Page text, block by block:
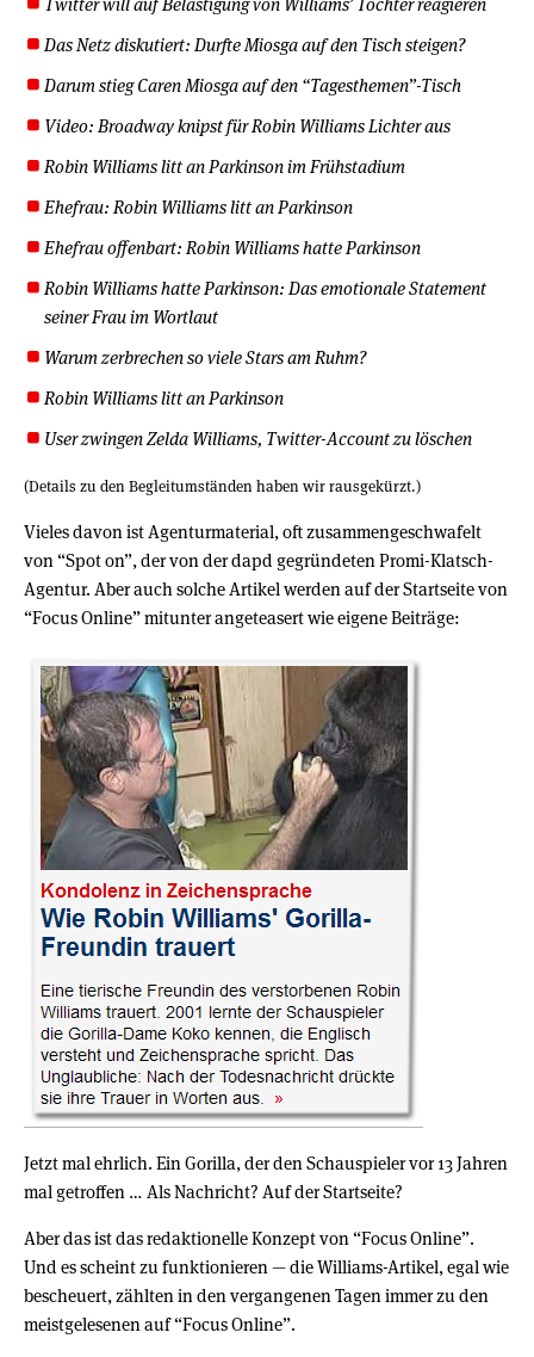
Das Netz diskutiert: Durfte Miosga auf den Tisch steigen?
Darum stieg Caren Miosga auf den “Tagesthemen”-Tisch
Video: Broadway knipst für Robin Williams Lichter aus
Robin Williams litt an Parkinson im Frühstadium
Ehefrau: Robin Williams litt an Parkinson
Ehefrau offenbart: Robin Williams hatte Parkinson
Robin Williams hatte Parkinson: Das emotionale Statement
seiner Frau im Wortlaut
Warum zerbrechen so viele Stars am Ruhm?
Robin Williams litt an Parkinson
User zwingen Zelda Williams, Twitter-Account zu löschen
(Details zu den Begleitumständen haben wir rausgekürzt.)
Vieles davon ist Agenturmaterial, oft zusammengeschwafelt
von “Spot on”, der von der dapd gegründeten Promi-Klatsch-
Agentur. Aber auch solche Artikel werden auf der Startseite von
“Focus Online” mitunter angeteasert wie eigene Beiträge:
Jetzt mal ehrlich. Ein Gorilla, der den Schauspieler vor 13 Jahren
mal getroffen … Als Nachricht? Auf der Startseite?
Aber das ist das redaktionelle Konzept von “Focus Online”.
Und es scheint zu funktionieren — die Williams-Artikel, egal wie
bescheuert, zählten in den vergangenen Tagen immer zu den
meistgelesenen auf “Focus Online”.